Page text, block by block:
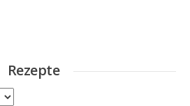
Rezepte